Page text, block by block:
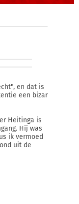
en dat is
een bizar
Heitinga is
Hij was
ik vermoed
uit de